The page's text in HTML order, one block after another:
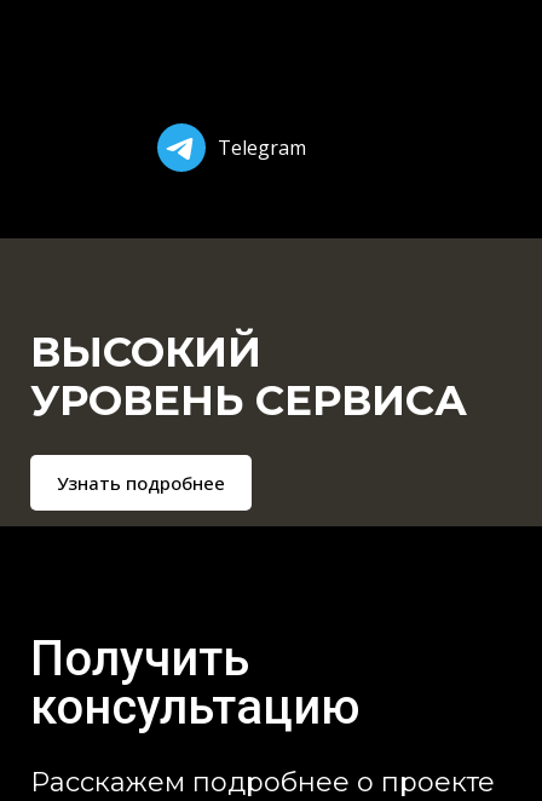
Telegram
ВЫСОКИЙ
УРОВЕНЬ СЕРВИСА
Узнать подробнее
Получить
консультацию
Расскажем подробнее о проекте